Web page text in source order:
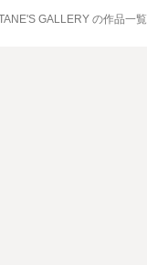
GALLERY の作品一覧